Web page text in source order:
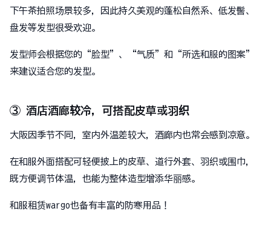
下午茶拍照场景较多，因此持久美观的蓬松自然系、低发髻、
盘发等发型很受欢迎。
发型师会根据您的“脸型”、“气质”和“所选和服的图案”
来建议适合您的发型。
③ 酒店酒廊较冷，可搭配皮草或羽织
大阪因季节不同，室内外温差较大，酒廊内也常会感到凉意。
在和服外面搭配可轻便披上的皮草、道行外套、羽织或围巾，
既方便调节体温，也能为整体造型增添华丽感。
和服租赁wargo也备有丰富的防寒用品！